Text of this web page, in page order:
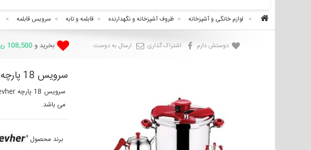
> لوازم خانگی و آشپزخانه > ظروف آشپزخانه و نگهدارنده > قابلمه و تابه > سرویس قابلمه >
دوستش دارم اشتراک گذاری ارسال به دوست بخرید و 108,500 ریال
سرویس 18 پارچه هاس جوهر Hascevher مدل آنمون قرمز (سرویس جهیزیه )
می باشد.
برند محصول